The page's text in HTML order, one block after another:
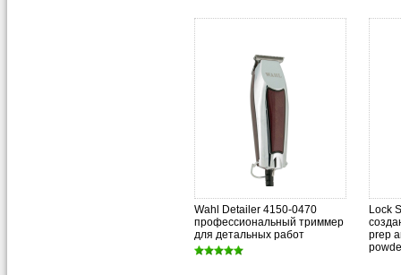
Wahl Detailer 4150-0470
профессиональный триммер
для детальных работ
Lock
prep